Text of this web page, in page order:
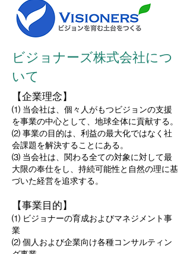
ビジョナーズ株式会社につ
いて
【企業理念】
⑴ 当会社は、個々人がもつビジョンの支援
を事業の中心として、地球全体に貢献する。
⑵ 事業の目的は、利益の最大化ではなく社
会課題を解決することにある。
⑶ 当会社は、関わる全ての対象に対して最
大限の奉仕をし、持続可能性と自然の理に基
づいた経営を追求する。
【事業目的】
⑴ ビジョナーの育成およびマネジメント事
業
⑵ 個人および企業向け各種コンサルティン